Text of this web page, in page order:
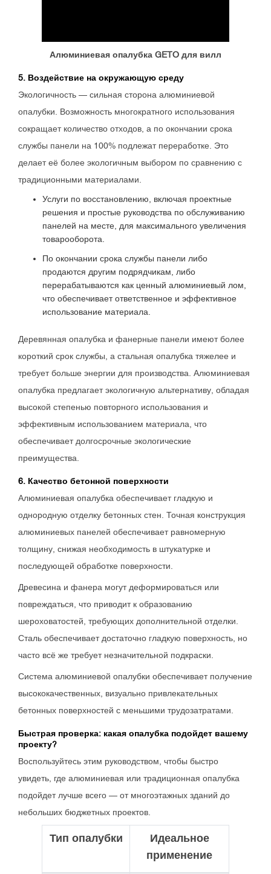
Алюминиевая опалубка GETO для вилл
5. Воздействие на окружающую среду
Экологичность — сильная сторона алюминиевой
опалубки. Возможность многократного использования
сокращает количество отходов, а по окончании срока
службы панели на 100% подлежат переработке. Это
делает её более экологичным выбором по сравнению с
традиционными материалами.
Услуги по восстановлению, включая проектные
решения и простые руководства по обслуживанию
панелей на месте, для максимального увеличения
товарооборота.
По окончании срока службы панели либо
продаются другим подрядчикам, либо
перерабатываются как ценный алюминиевый лом,
что обеспечивает ответственное и эффективное
использование материала.
Деревянная опалубка и фанерные панели имеют более
короткий срок службы, а стальная опалубка тяжелее и
требует больше энергии для производства. Алюминиевая
опалубка предлагает экологичную альтернативу, обладая
высокой степенью повторного использования и
эффективным использованием материала, что
обеспечивает долгосрочные экологические
преимущества.
6. Качество бетонной поверхности
Алюминиевая опалубка обеспечивает гладкую и
однородную отделку бетонных стен. Точная конструкция
алюминиевых панелей обеспечивает равномерную
толщину, снижая необходимость в штукатурке и
последующей обработке поверхности.
Древесина и фанера могут деформироваться или
повреждаться, что приводит к образованию
шероховатостей, требующих дополнительной отделки.
Сталь обеспечивает достаточно гладкую поверхность, но
часто всё же требует незначительной подкраски.
Система алюминиевой опалубки обеспечивает получение
высококачественных, визуально привлекательных
бетонных поверхностей с меньшими трудозатратами.
Быстрая проверка: какая опалубка подойдет вашему
проекту?
Воспользуйтесь этим руководством, чтобы быстро
увидеть, где алюминиевая или традиционная опалубка
подойдет лучше всего — от многоэтажных зданий до
небольших бюджетных проектов.
Тип опалубки
Идеальное
применение